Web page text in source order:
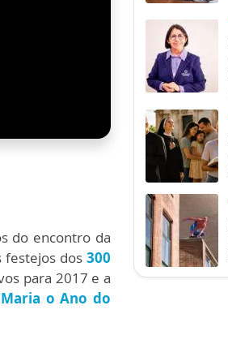
do encontro da
festejos dos 300
para 2017 e a
o Ano do